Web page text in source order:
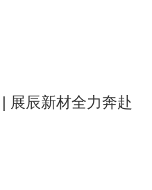
展辰新材全力奔赴